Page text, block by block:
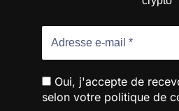
Oui, j'accepte de
selon votre politique de